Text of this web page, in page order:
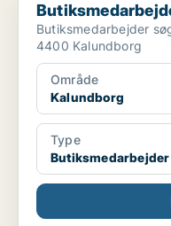
Butiksmedarbejder
4400 Kalundborg
Område
Kalundborg
Type
Butiksmedarbejder